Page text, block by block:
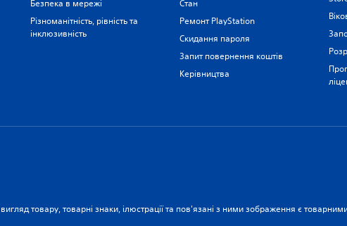
Безпека в мережі
Різноманітність, рівність та
інклюзивність
Стан
Ремонт PlayStation
Скидання пароля
Запит повернення коштів
Керівництва
товару, товарні знаки, ілюстрації та пов'язані з ними зображення є